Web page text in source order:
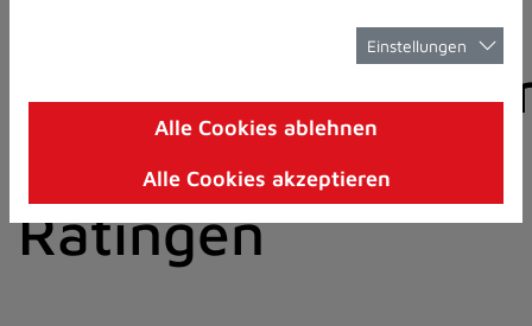
8)
I)
der Stadt
Ratingen
Einstellungen
Alle Cookies ablehnen
Alle Cookies akzeptieren